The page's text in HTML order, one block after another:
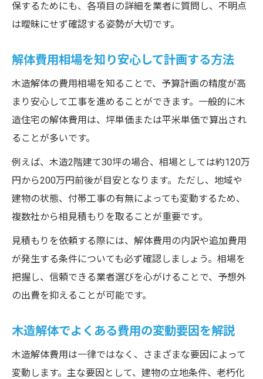
木造二階建て解体費用補助金の申請ポイン
ト
解体の見積もりを賢く取るためのポイント
木造解体費用の見積もりポイントを解説
複数業者での解体見積もり比較の重要性
見積もりで注意したい解体費用の内訳項目
家解体費用30坪木造での見積もり注意点
木造解体工事を成功させるための流れ解説
木造解体工事の進行と費用管理のコツ
解体後の手続きと費用節約の注意点まとめ
保するためにも、各項目の詳細を業者に質問し、不明点
は曖昧にせず確認する姿勢が大切です。
解体費用相場を知り安心して計画する方法
木造解体の費用相場を知ることで、予算計画の精度が高
まり安心して工事を進めることができます。一般的に木
造住宅の解体費用は、坪単価または平米単価で算出され
ることが多いです。
例えば、木造2階建て30坪の場合、相場としては約120万
円から200万円前後が目安となります。ただし、地域や
建物の状態、付帯工事の有無によっても変動するため、
複数社から相見積もりを取ることが重要です。
見積もりを依頼する際には、解体費用の内訳や追加費用
が発生する条件についても必ず確認しましょう。相場を
把握し、信頼できる業者選びを心がけることで、予想外
の出費を抑えることが可能です。
木造解体でよくある費用の変動要因を解説
木造解体費用は一律ではなく、さまざまな要因によって
変動します。主な要因として、建物の立地条件、老朽化